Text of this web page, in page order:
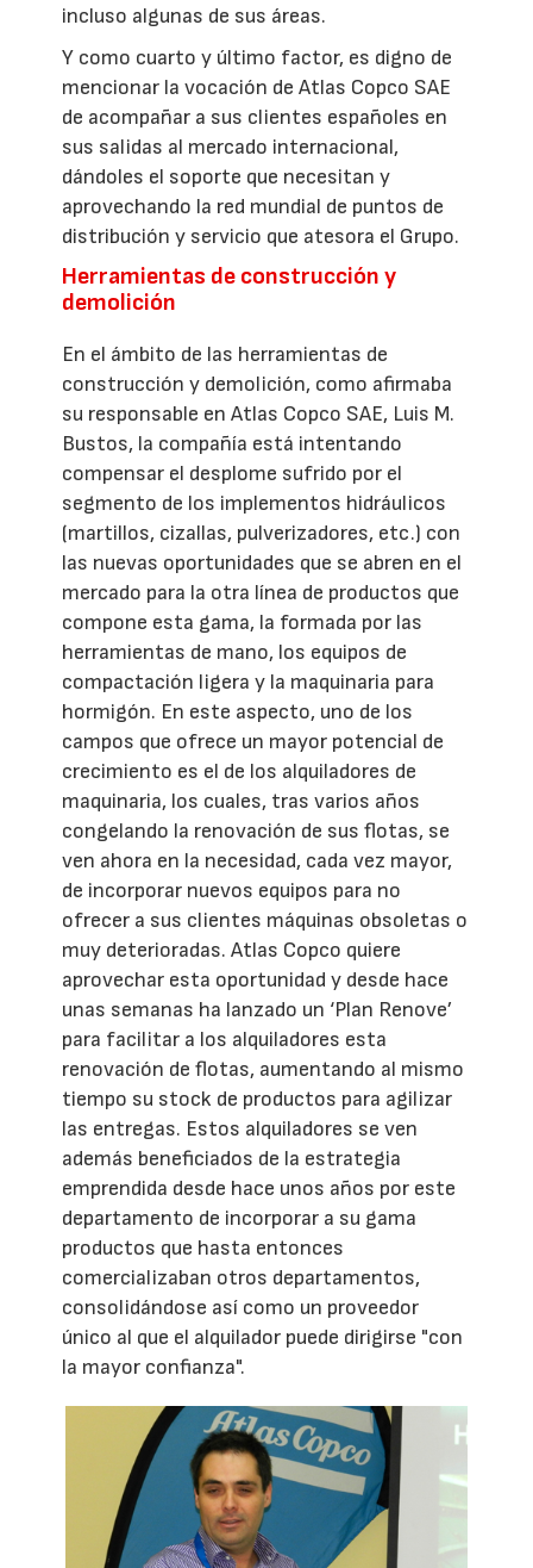
incluso algunas de sus áreas.
Y como cuarto y último factor, es digno de
mencionar la vocación de Atlas Copco SAE
de acompañar a sus clientes españoles en
sus salidas al mercado internacional,
dándoles el soporte que necesitan y
aprovechando la red mundial de puntos de
distribución y servicio que atesora el Grupo.
Herramientas de construcción y
demolición
En el ámbito de las herramientas de
construcción y demolición, como afirmaba
su responsable en Atlas Copco SAE, Luis M.
Bustos, la compañía está intentando
compensar el desplome sufrido por el
segmento de los implementos hidráulicos
(martillos, cizallas, pulverizadores, etc.) con
las nuevas oportunidades que se abren en el
mercado para la otra línea de productos que
compone esta gama, la formada por las
herramientas de mano, los equipos de
compactación ligera y la maquinaria para
hormigón. En este aspecto, uno de los
campos que ofrece un mayor potencial de
crecimiento es el de los alquiladores de
maquinaria, los cuales, tras varios años
congelando la renovación de sus flotas, se
ven ahora en la necesidad, cada vez mayor,
de incorporar nuevos equipos para no
ofrecer a sus clientes máquinas obsoletas o
muy deterioradas. Atlas Copco quiere
aprovechar esta oportunidad y desde hace
unas semanas ha lanzado un ‘Plan Renove’
para facilitar a los alquiladores esta
renovación de flotas, aumentando al mismo
tiempo su stock de productos para agilizar
las entregas. Estos alquiladores se ven
además beneficiados de la estrategia
emprendida desde hace unos años por este
departamento de incorporar a su gama
productos que hasta entonces
comercializaban otros departamentos,
consolidándose así como un proveedor
único al que el alquilador puede dirigirse "con
la mayor confianza".